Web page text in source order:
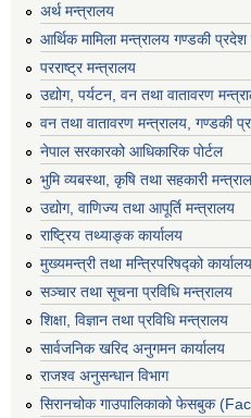
अर्थ मन्त्रालय
आर्थिक मामिला मन्त्रालय गण्डकी प्रदेश
परराष्ट्र मन्त्रालय
उद्योग, पर्यटन, वन तथा वातावरण
वन तथा वातावरण मन्त्रालय, गण्डकी
नेपाल सरकारको आधिकारिक पोर्टल
भुमि व्यबस्था, कृषि तथा सहकारी
उद्योग, वाणिज्य तथा आपूर्ति मन्त्रालय
राष्ट्रिय तथ्याङ्क कार्यालय
मुख्यमन्त्री तथा मन्त्रिपरिषद्को
सञ्‍चार तथा सूचना प्रविधि मन्त्रालय
शिक्षा, विज्ञान तथा प्रविधि मन्त्रालय
सार्वजनिक खरिद अनुगमन कार्यालय
राजश्व अनुसन्धान विभाग
सिरानचोक गाउपालिकाको फेसबुक